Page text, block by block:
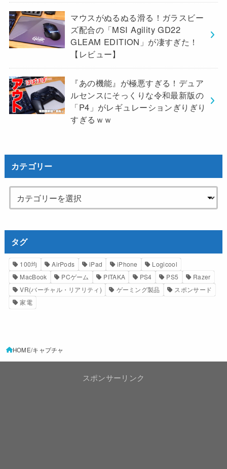
マウスがぬるぬる滑る！ガラスビー
ズ配合の「MSI Agility GD22
GLEAM EDITION」が凄すぎた！
【レビュー】
『あの機能』が極悪すぎる！デュア
ルセンスにそっくりな令和最新版の
「P4」がレギュレーションぎりぎり
すぎるｗｗ
カテゴリー
タグ
100均 AirPods iPad iPhone
Logicool
MacBook
PCゲーム PITAKA PS4 PS5
Razer
VR(バーチャル・リアリティ)
ゲーミング製品
スポンサード
家電
HOME キャプチャ
スポンサーリンク